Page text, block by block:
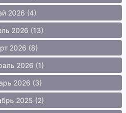
2026 (4)
2026 (13)
2026 (8)
2026 (1)
2026 (3)
2025 (2)